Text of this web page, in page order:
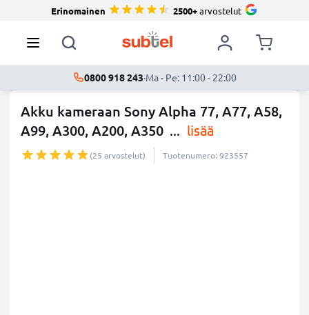
Erinomainen 2500+arvostelut
0800 918 243·Ma - Pe: 11:00 - 22:00
Akku kameraan Sony Alpha 77, A77, A58,
A99, A300, A200, A350 ... lisää
(25 arvostelut) Tuotenumero: 923557